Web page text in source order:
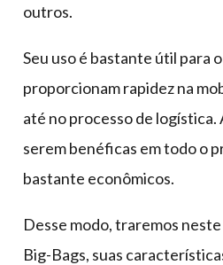
outros.
Seu uso é bastante útil para
proporcionam rapidez na
até no processo de logística.
serem benéficas em todo o
bastante econômicos.
Desse modo, traremos
Big-Bags, suas